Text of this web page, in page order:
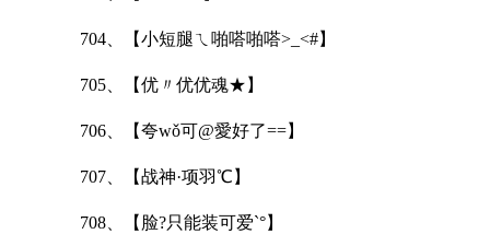
704、【小短腿ㄟ啪嗒啪嗒>_<#】
705、【优〃优优魂★】
706、【夸wǒ可@愛好了==】
707、【战神·项羽℃】
708、【脸?只能装可爱`°】